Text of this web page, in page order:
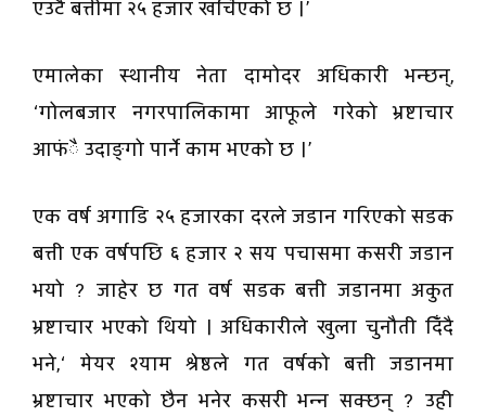
एउटै बत्तीमा २५ हजार खर्चिएको छ ।’
एमालेका स्थानीय नेता दामोदर अधिकारी भन्छन्,
‘गोलबजार नगरपालिकामा आफूले गरेको भ्रष्टाचार
आफंै उदाङ्गो पार्ने काम भएको छ ।’
एक वर्ष अगाडि २५ हजारका दरले जडान गरिएको सडक
बत्ती एक वर्षपछि ६ हजार २ सय पचासमा कसरी जडान
भयो ? जाहेर छ गत वर्ष सडक बत्ती जडानमा अकुत
भ्रष्टाचार भएको थियो । अधिकारीले खुला चुनौती दिँदै
भने,‘ मेयर श्याम श्रेष्ठले गत वर्षको बत्ती जडानमा
भ्रष्टाचार भएको छैन भनेर कसरी भन्न सक्छन् ? उही